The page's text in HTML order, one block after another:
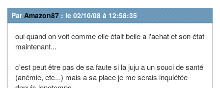
ParAmazon87 : le 02/10/08 à 12:58:35
oui quand on voit comme elle était belle a l'achat et son état
maintenant...
c'est peut être pas de sa faute si la juju a un souci de santé
(anémie, etc...) mais a sa place je me serais inquiétée